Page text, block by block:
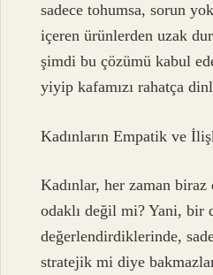
sadece tohumsa, sorun
içeren ürünlerden uzak
şimdi bu çözümü kabul
yiyip kafamızı rahatça
Kadınların Empatik ve
Kadınlar, her zaman
odaklı değil mi? Yani, bir
değerlendirdiklerinde,
stratejik mi diye